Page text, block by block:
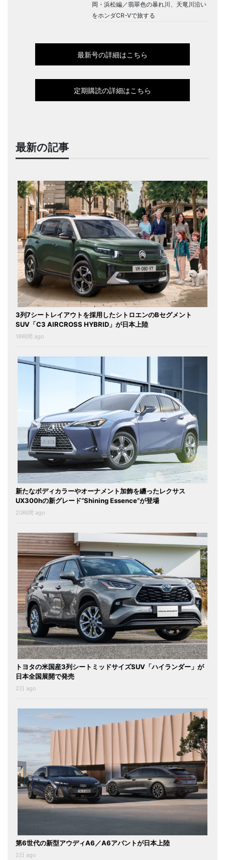
岡・浜松編／翡翠色の暴れ川、天竜川沿い
をホンダCR-Vで旅する
最新号の詳細はこちら
定期購読の詳細はこちら
最新の記事
3列7シートレイアウトを採用したシトロエンのBセグメント
SUV「C3 AIRCROSS HYBRID」が日本上陸
18時間 ago
新たなボディカラーやオーナメント加飾を纏ったレクサス
UX300hの新グレード“Shining Essence”が登場
20時間 ago
トヨタの米国産3列シートミッドサイズSUV「ハイランダー」が
日本全国展開で発売
2日 ago
第6世代の新型アウディA6／A6アバントが日本上陸
2日 ago